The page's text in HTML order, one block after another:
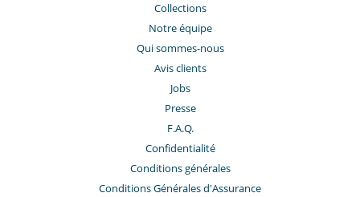
Collections
Notre équipe
Qui sommes-nous
Avis clients
Jobs
Presse
F.A.Q.
Confidentialité
Conditions générales
Conditions Générales d'Assurance